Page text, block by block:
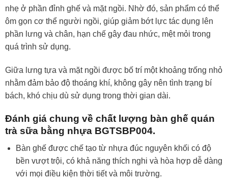
nhẹ ở phần đỉnh ghế và mặt ngồi. Nhờ đó, sản phẩm có thể
ôm gọn cơ thể người ngồi, giúp giảm bớt lực tác dụng lên
phần lưng và chân, hạn chế gây đau nhức, mệt mỏi trong
quá trình sử dụng.
Giữa lưng tựa và mặt ngồi được bố trí một khoảng trống nhỏ
nhằm đảm bảo độ thoáng khí, không gây nên tình trạng bí
bách, khó chịu dù sử dụng trong thời gian dài.
Đánh giá chung về chất lượng bàn ghế quán
trà sữa bằng nhựa BGTSBP004.
Bàn ghế được chế tạo từ nhựa đúc nguyên khối có độ
bền vượt trội, có khả năng thích nghi và hòa hợp dễ dàng
với mọi điều kiện thời tiết và môi trường.